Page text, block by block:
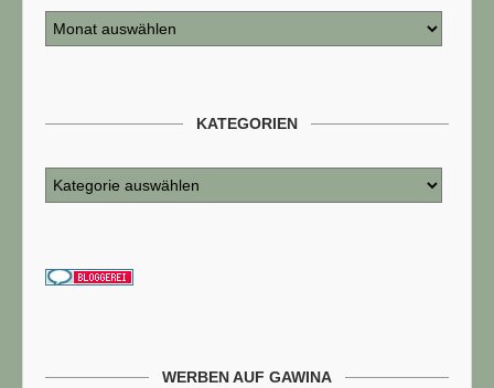
KATEGORIEN
WERBEN AUF GAWINA